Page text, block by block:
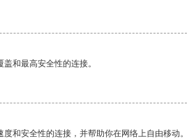
和最高安全性的连接。
和安全性的连接，并帮助你在网络上自由移动。